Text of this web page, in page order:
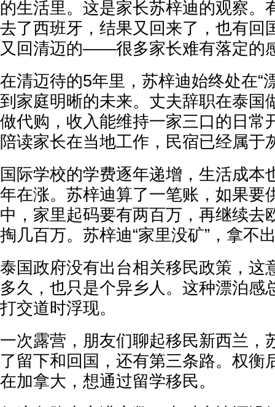
的生活里。这是家长苏梓迪的观察。
去了西班牙，结果又回来了，也有回
又回清迈的——很多家长难有落定的
在清迈待的5年里，苏梓迪始终处在“
到家庭明晰的未来。丈夫辞职在泰国
做代购，收入能维持一家三口的日常
陪读家长在当地工作，民宿已经属于
国际学校的学费逐年递增，生活成本
年在涨。苏梓迪算了一笔账，如果要
中，家里起码要有两百万，再继续去
掏几百万。苏梓迪“家里没矿”，拿不
泰国政府没有出台相关移民政策，这
多久，也只是个异乡人。这种漂泊感
打交道时浮现。
一次露营，朋友们聊起移民新西兰
了留下和回国，还有第三条路。权衡
在加拿大，想通过留学移民。